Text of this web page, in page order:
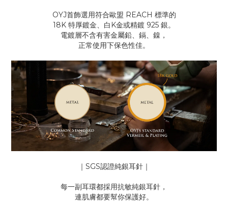
OYJ首飾選用符合歐盟 REACH 標準的
18K 特厚鍍金、白K金或精鍍 925 銀。
電鍍層不含有害金屬鉛、鎘、鎳，
正常使用下保色性佳。
｜SGS認證純銀耳針｜
每一副耳環都採用抗敏純銀耳針，
連肌膚都要幫你保護好。